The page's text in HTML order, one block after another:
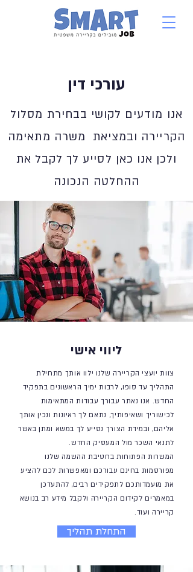
עורכי דין
אנו מודעים לקושי בבחירת מסלול
הקריירה ובמציאת משרה מתאימה
ולכן אנו כאן לסייע לך לקבל את
ההחלטה הנכונה
ליווי אישי
צוות יועצי הקריירה שלנו ילוו אותך מתחילת
התהליך עד סופו, לרבות ימיך הראשונים בתפקיד
החדש. אנו נאתר עבורך עבודות המתאימות
לכישוריך ושאיפותיך, נתאם לך ראיונות ונכין אותך
אליהם, ובמידת הצורך נסייע לך במשא ומתן באשר
לתנאי השכר מול המעסיק החדש.
המשרות הפתוחות בחטיבת ההשמה שלנו
מפורסמות בחינם עבורכם ומאפשרות לכם להציע
את מועמדותכם לתפקידים רבים, להתעדכן
במאמרים לקידום הקריירה ולקבל מידע רב בנושא
קריירה ועוד.
התחלת תהליך